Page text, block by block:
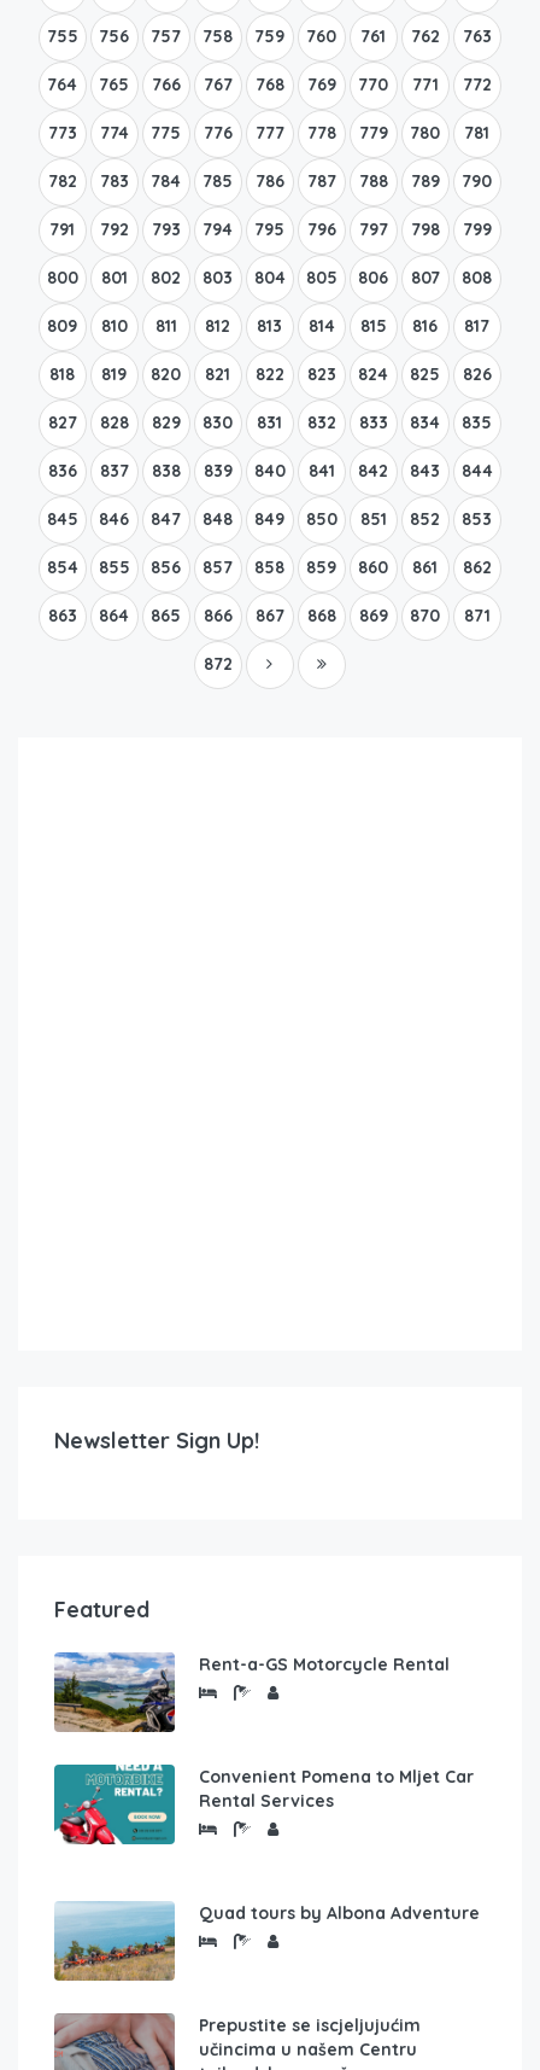
755 756 757 758 759 760 761 762 763
764 765 766 767 768 769 770 771 772
773 774 775 776 777 778 779 780 781
782 783 784 785 786 787 788 789 790
791 792 793 794 795 796 797 798 799
800 801 802 803 804 805 806 807 808
809 810 811 812 813 814 815 816 817
818 819 820 821 822 823 824 825 826
827 828 829 830 831 832 833 834 835
836 837 838 839 840 841 842 843 844
845 846 847 848 849 850 851 852 853
854 855 856 857 858 859 860 861 862
863 864 865 866 867 868 869 870 871
872
Newsletter Sign Up!
Featured
Rent-a-GS Motorcycle Rental
Convenient Pomena to Mljet Car
Rental Services
Quad tours by Albona Adventure
Prepustite se iscjeljujućim
učincima u našem Centru